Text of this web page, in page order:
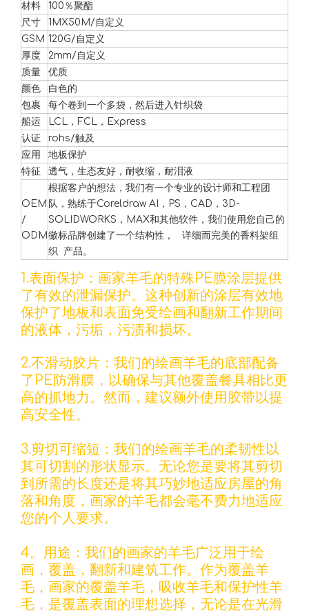
材料
100％聚酯
尺寸
1MX50M/自定义
GSM 120G/自定义
厚度
2mm/自定义
质量
优质
颜色
白色的
包裹
每个卷到一个多袋，然后进入针织袋
船运
LCL，FCL，Express
认证
rohs/触及
应用
地板保护
特征
透气，生态友好，耐收缩，耐泪液
OEM
/
ODM
根据客户的想法，我们有一个专业的设计师和工程团
队，熟练于Coreldraw AI，PS，CAD，3D-
SOLIDWORKS，MAX和其他软件，我们使用您自己的
徽标品牌创建了一个结构性， 详细而完美的香料架组
织 产品。
1.表面保护：画家羊毛的特殊PE膜涂层提供
了有效的泄漏保护。这种创新的涂层有效地
保护了地板和表面免受绘画和翻新工作期间
的液体，污垢，污渍和损坏。
2.不滑动胶片：我们的绘画羊毛的底部配备
了PE防滑膜，以确保与其他覆盖餐具相比更
高的抓地力。然而，建议额外使用胶带以提
高安全性。
3.剪切可缩短：我们的绘画羊毛的柔韧性以
其可切割的形状显示。无论您是要将其剪切
到所需的长度还是将其巧妙地适应房屋的角
落和角度，画家的羊毛都会毫不费力地适应
您的个人要求。
4。用途：我们的画家的羊毛广泛用于绘
画，覆盖，翻新和建筑工作。作为覆盖羊
毛，画家的覆盖羊毛，吸收羊毛和保护性羊
毛，是覆盖表面的理想选择，无论是在光滑